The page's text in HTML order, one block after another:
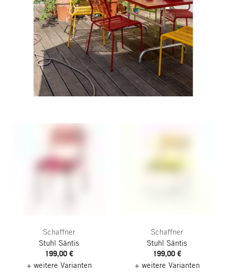
Schaffner
Stuhl Säntis
199,00 €
+ weitere Varianten
Schaffner
Stuhl Säntis
199,00 €
+ weitere Varianten